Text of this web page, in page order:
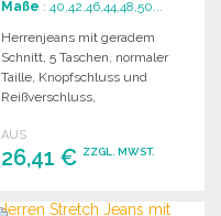
Maße : 40,42,46,44,48,50...
Herrenjeans mit geradem
Schnitt, 5 Taschen, normaler
Taille, Knopfschluss und
Reißverschluss,
ausgebleichtes Denim.
AUS
26,41 € ZZGL. MWST.
BESTELLEN